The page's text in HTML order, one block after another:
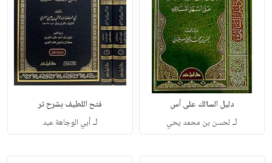
دليل السالك على أس
لـ لحسن بن محمد يحي
فتح اللطيف بشرح تر
لـأبي الوجاهة عبد